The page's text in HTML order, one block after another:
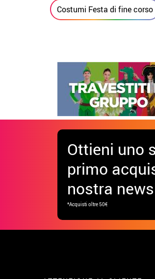
Costumi Festa di fine corso
Ottieni uno
primo
nostra
*Acquisti oltre 50€